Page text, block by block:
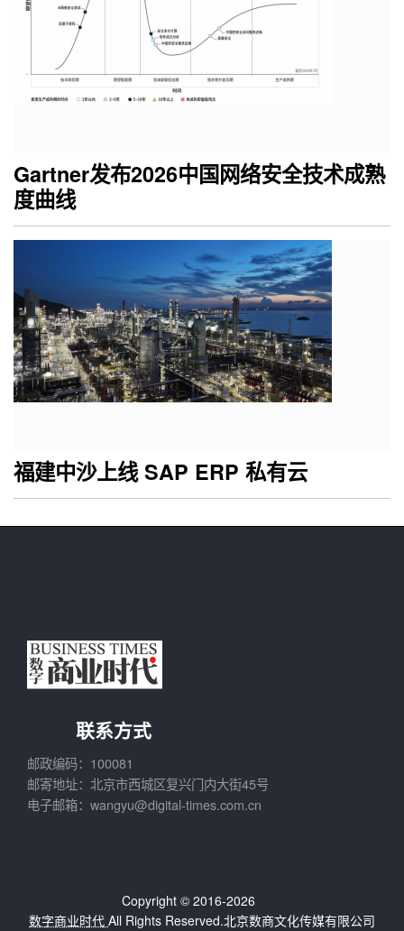
Gartner发布2026中国网络安全技术成熟
度曲线
福建中沙上线 SAP ERP 私有云
联系方式
邮政编码：100081
邮寄地址：北京市西城区复兴门内大街45号
电子邮箱：wangyu@digital-times.com.cn
Copyright © 2016-2026
数字商业时代 All Rights Reserved.北京数商文化传媒有限公司